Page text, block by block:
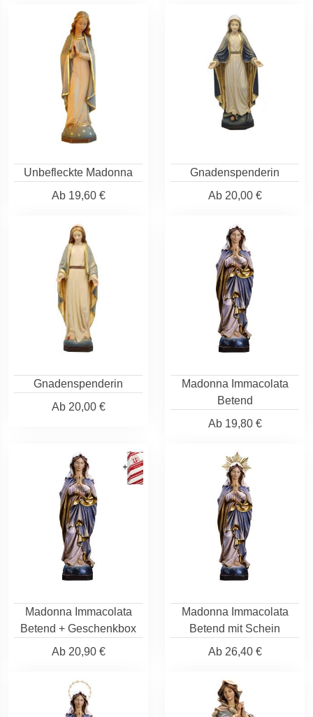
Unbefleckte Madonna
Ab19,60 €
Gnadenspenderin
Ab20,00 €
Gnadenspenderin
Ab20,00 €
Madonna Immacolata
Betend
Ab19,80 €
Madonna Immacolata
Betend + Geschenkbox
Ab20,90 €
Madonna Immacolata
Betend mit Schein
Ab26,40 €